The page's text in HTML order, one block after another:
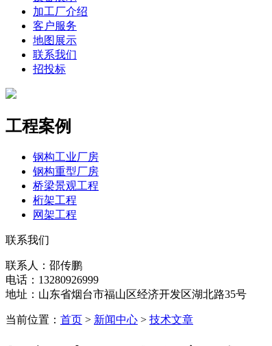
加工厂介绍
客户服务
地图展示
联系我们
招投标
工程案例
钢构工业厂房
钢构重型厂房
桥梁景观工程
桁架工程
网架工程
联系我们
联系人：邵传鹏
电话：13280926999
地址：山东省烟台市福山区经济开发区湖北路35号
当前位置： 首页 > 新闻中心 > 技术文章